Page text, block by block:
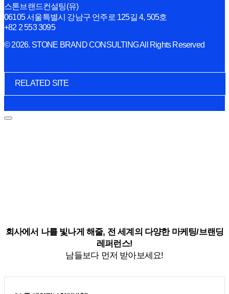
스톤브랜드컨설팅(유)
06105 서울특별시 강남구 언주로 125길 4, 505호
+82 2 553 3095
© 2026. STONE BRAND CONSULTING All Rights Reserved
RELATED SITE
회사에서 나를 빛나게 해줄, 전 세계의 다양한 마케팅/브랜딩
레퍼런스!
남들보다 먼저 받아보세요!